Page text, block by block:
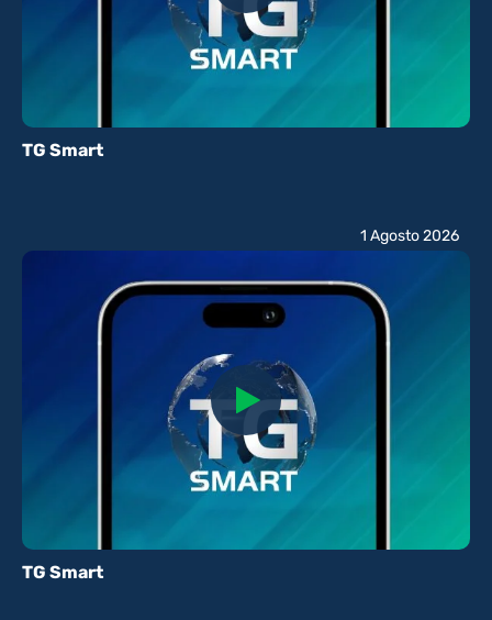
TG Smart
TG Smart
1 Agosto 2026